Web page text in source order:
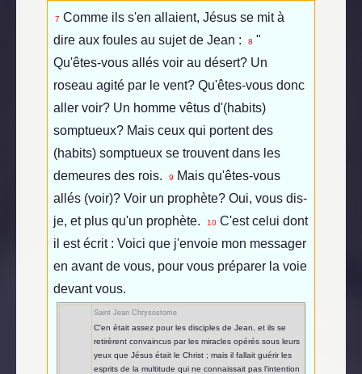
7 Comme ils s'en allaient, Jésus se mit à
dire aux foules au sujet de Jean :
8 "
Qu'êtes-vous allés voir au désert? Un
roseau agité par le vent? Qu'êtes-vous donc
aller voir? Un homme vêtus d'(habits)
somptueux? Mais ceux qui portent des
(habits) somptueux se trouvent dans les
demeures des rois.
9
Mais qu'êtes-vous
allés (voir)? Voir un prophète? Oui, vous dis-
je, et plus qu'un prophète.
10 C'est celui dont
il est écrit : Voici que j'envoie mon messager
en avant de vous, pour vous préparer la voie
devant vous.
Saint Jean Chrysostome
C'en était assez pour les disciples de Jean, et ils se
retirèrent convaincus par les miracles opérés sous leurs
yeux que Jésus était le Christ ; mais il fallait guérir les
esprits de la multitude qui ne connaissait pas l'intention